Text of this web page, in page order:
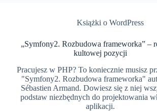
Książki o WordPress
„Symfony2. Rozbudowa frameworka” –
kultowej pozycji
Pracujesz w PHP? To koniecznie musisz
"Symfony2. Rozbudowa frameworka"
Sébastien Armand. Dowiesz się z niej
podstaw niezbędnych do projektowania
aplikacji.